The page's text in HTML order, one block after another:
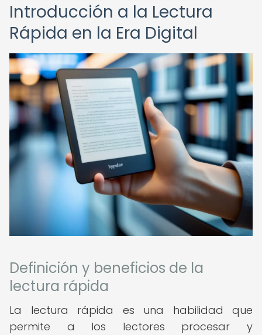
Introducción a la Lectura
Rápida en la Era Digital
Definición y beneficios de la
lectura rápida
La lectura rápida es una habilidad que
permite a los lectores procesar y